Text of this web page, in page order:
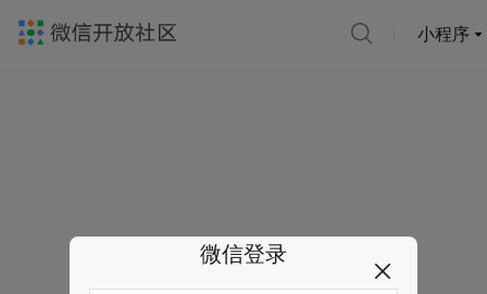
小程序
微信登录